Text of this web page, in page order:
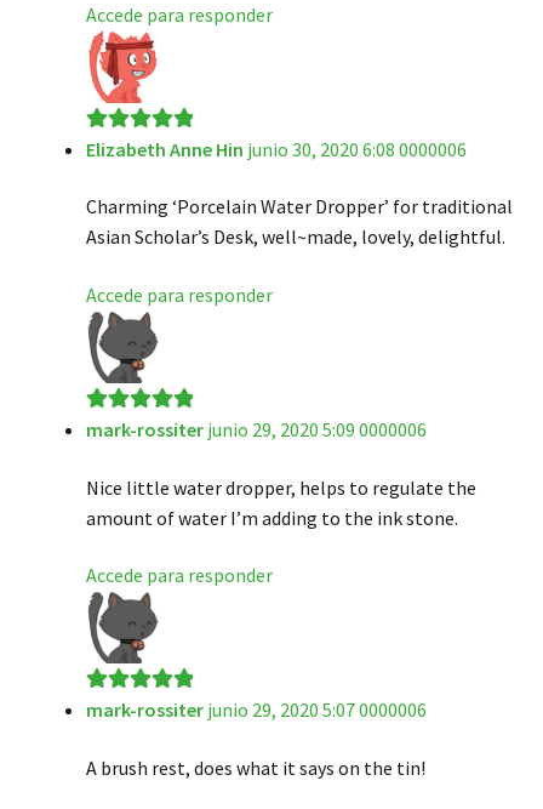
Accede para responder
Valorado en5
Elizabeth Anne Hin junio 30, 2020 6:08 0000006
Charming ‘Porcelain Water Dropper’ for traditional
Asian Scholar’s Desk, well~made, lovely, delightful.
Accede para responder
Valorado en5
mark-rossiter junio 29, 2020 5:09 0000006
Nice little water dropper, helps to regulate the
amount of water I’m adding to the ink stone.
Accede para responder
Valorado en5
mark-rossiter junio 29, 2020 5:07 0000006
A brush rest, does what it says on the tin!